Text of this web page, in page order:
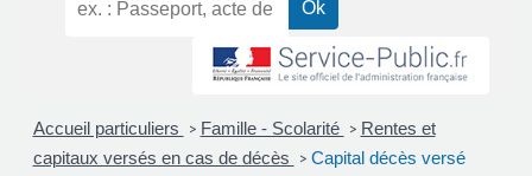
Accueil particuliers > Famille - Scolarité > Rentes et
capitaux versés en cas de décès
> Capital décès versé